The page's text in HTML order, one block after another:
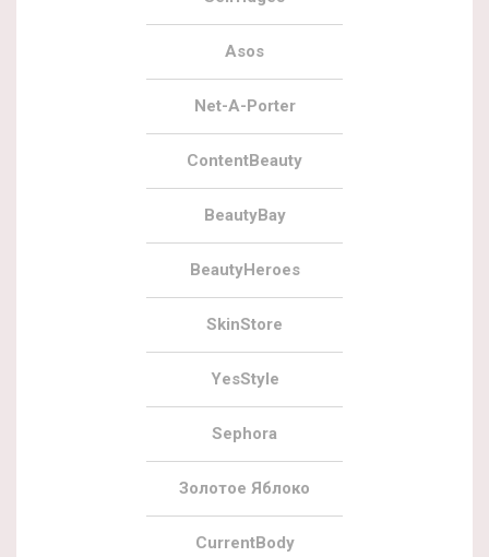
Asos
Net-A-Porter
ContentBeauty
BeautyBay
BeautyHeroes
SkinStore
YesStyle
Sephora
Золотое Яблоко
CurrentBody